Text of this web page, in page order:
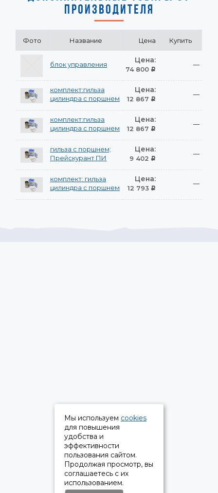
ПРОИЗВОДИТЕЛЯ
Фото Название Цена Купить
блок управления Цена:
74 800 Р
—
комплект:гильза
цилиндра с поршнем
Цена:
12 867 Р
—
комплект:гильза
цилиндра с поршнем
Цена:
12 867 Р
—
гильза с поршнем;
Прейскурант ПИ
Цена:
9 402 Р
—
комплект: гильза
цилиндра с поршнем
Цена:
12 793 Р
—
Мы используем cookies
для повышения
удобства и
эффективности
пользования сайтом.
Продолжая просмотр, вы
соглашаетесь с их
использованием.